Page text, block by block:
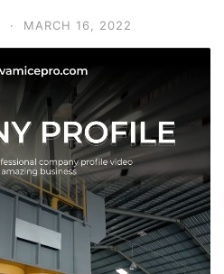
· MARCH 16, 2022